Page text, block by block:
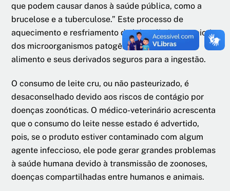
que podem causar danos à saúde pública, como a
brucelose e a tuberculose.” Este processo de
aquecimento e resfriamento do leite elimina a maioria
dos microorganismos patogênicos, tornando o
alimento e seus derivados seguros para a ingestão.
O consumo de leite cru, ou não pasteurizado, é
desaconselhado devido aos riscos de contágio por
doenças zoonóticas. O médico-veterinário acrescenta
que o consumo do leite nesse estado é advertido,
pois, se o produto estiver contaminado com algum
agente infeccioso, ele pode gerar grandes problemas
à saúde humana devido à transmissão de zoonoses,
doenças compartilhadas entre humanos e animais.